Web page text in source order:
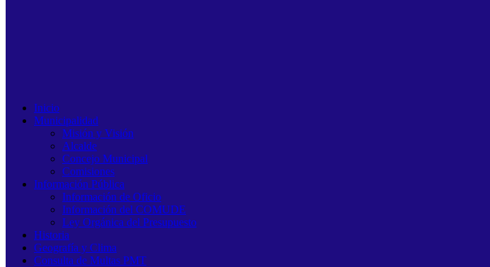
Inicio
Municipalidad
Misión y Visión
Alcalde
Concejo Municipal
Comisiones
Información Pública
Información de Oficio
Información del COMUDE
Ley Orgánica del Presupuesto
Historia
Geografía y Clima
Consulta de Multas PMT